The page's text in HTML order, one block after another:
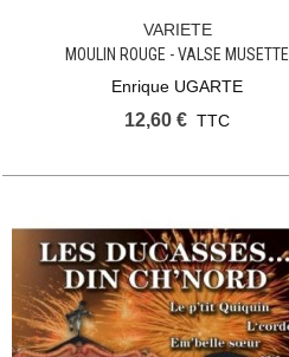
Ajouter Au Panier
VARIETE
MOULIN ROUGE - VALSE MUSETTE
Enrique UGARTE
12,60 € TTC